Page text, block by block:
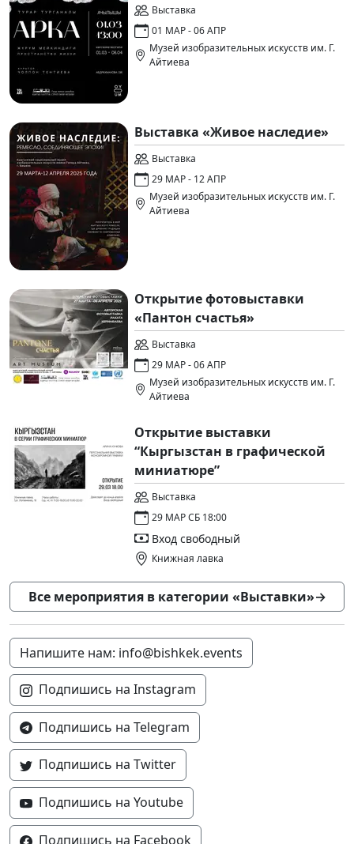
Выставка
01 МАР - 06 АПР
Музей изобразительных искусств им. Г.
Айтиева
Выставка «Живое наследие»
Выставка
29 МАР - 12 АПР
Музей изобразительных искусств им. Г.
Айтиева
Открытие фотовыставки
«Пантон счастья»
Выставка
29 МАР - 06 АПР
Музей изобразительных искусств им. Г.
Айтиева
Открытие выставки
“Кыргызстан в графической
миниатюре”
Выставка
29 МАР СБ 18:00
Вход свободный
Книжная лавка
Все мероприятия в категории «Выставки»→
Напишите нам: info@bishkek.events
Подпишись на Instagram
Подпишись на Telegram
Подпишись на Twitter
Подпишись на Youtube
Подпишись на Facebook